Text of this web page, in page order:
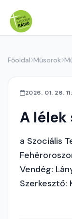
Főoldal Műsorok
2026. 01. 26.
A lélek
a Szociális
Vendég:
Szerkesztő: